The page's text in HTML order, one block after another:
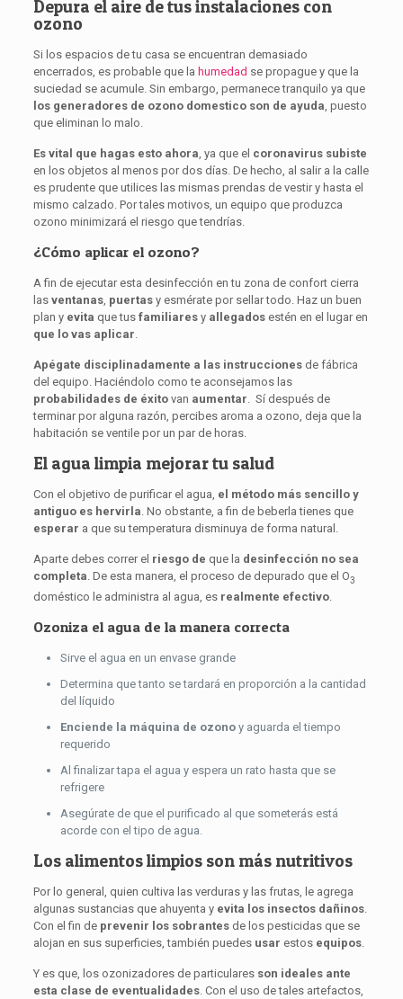
Depura el aire de tus instalaciones con
ozono
Si los espacios de tu casa se encuentran demasiado
encerrados, es probable que la humedad se propague y que la
suciedad se acumule. Sin embargo, permanece tranquilo ya que
los generadores de ozono domestico son de ayuda , puesto
que eliminan lo malo.
Es vital que hagas esto ahora , ya que el coronavirus subiste
en los objetos al menos por dos días. De hecho, al salir a la calle
es prudente que utilices las mismas prendas de vestir y hasta el
mismo calzado. Por tales motivos, un equipo que produzca
ozono minimizará el riesgo que tendrías.
¿Cómo aplicar el ozono?
A fin de ejecutar esta desinfección en tu zona de confort cierra
las ventanas, puertasy esmérate por sellar todo. Haz un buen
plan y evita que tus familiaresy allegadosestén en el lugar en
que lo vas aplicar
Apégate disciplinadamente a las instruccionesde fábrica
del equipo. Haciéndolo como te aconsejamos las
probabilidades de éxitovan aumentar . Sí después de
terminar por alguna razón, percibes aroma a ozono, deja que la
habitación se ventile por un par de horas.
El agua limpia mejorar tu salud
Con el objetivo de purificar el agua, el método más sencillo y
antiguo es hervirla . No obstante, a fin de beberla tienes que
esperar a que su temperatura disminuya de forma natural.
Aparte debes correr el riesgo de que la desinfección no sea
completa . De esta manera, el proceso de depurado que el O3
doméstico le administra al agua, es realmente efectivo.
Ozoniza el agua de la manera correcta
Sirve el agua en un envase grande
Determina que tanto se tardará en proporción a la cantidad
del líquido
Enciende la máquina de ozonoy aguarda el tiempo
requerido
Al finalizar tapa el agua y espera un rato hasta que se
refrigere
Asegúrate de que el purificado al que someterás está
acorde con el tipo de agua.
Los alimentos limpios son más nutritivos
Por lo general, quien cultiva las verduras y las frutas, le agrega
algunas sustancias que ahuyenta y evita los insectos dañinos.
Con el fin de prevenir los sobrantesde los pesticidas que se
alojan en sus superficies, también puedes usar estos equipos.
Y es que, los ozonizadores de particulares son ideales ante
esta clase de eventualidades. Con el uso de tales artefactos,